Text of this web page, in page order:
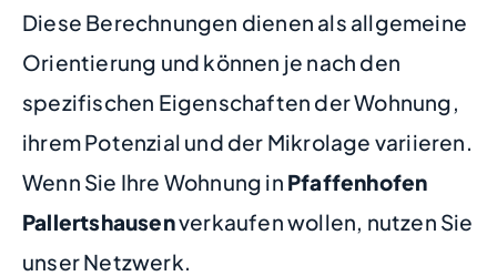
Diese Berechnungen dienen als allgemeine
Orientierung und können je nach den
spezifischen Eigenschaften der Wohnung,
ihrem Potenzial und der Mikrolage variieren.
Wenn Sie Ihre Wohnung in Pfaffenhofen
Pallertshausenverkaufen wollen, nutzen Sie
unser Netzwerk.